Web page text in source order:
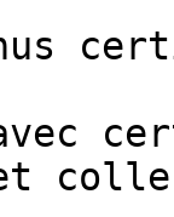
nus